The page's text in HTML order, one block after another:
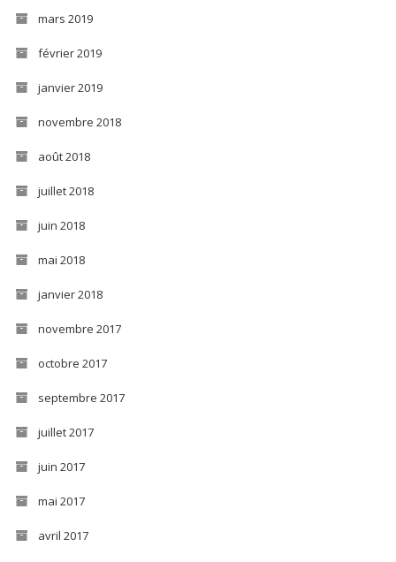
mars 2019
février 2019
janvier 2019
novembre 2018
août 2018
juillet 2018
juin 2018
mai 2018
janvier 2018
novembre 2017
octobre 2017
septembre 2017
juillet 2017
juin 2017
mai 2017
avril 2017